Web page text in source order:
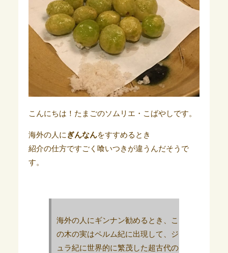
こんにちは！たまごのソムリエ・こばやしです。
海外の人にぎんなんをすすめるとき
紹介の仕方ですごく喰いつきが違うんだそうで
す。
海外の人にギンナン勧めるとき、こ
の木の実はペルム紀に出現して、ジ
ュラ紀に世界的に繁茂した超古代の